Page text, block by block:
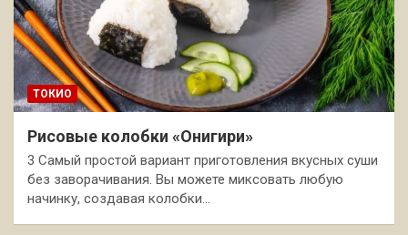
ТОКИО
Рисовые колобки «Онигири»
3 Самый простой вариант приготовления вкусных суши
без заворачивания. Вы можете миксовать любую
начинку, создавая колобки…